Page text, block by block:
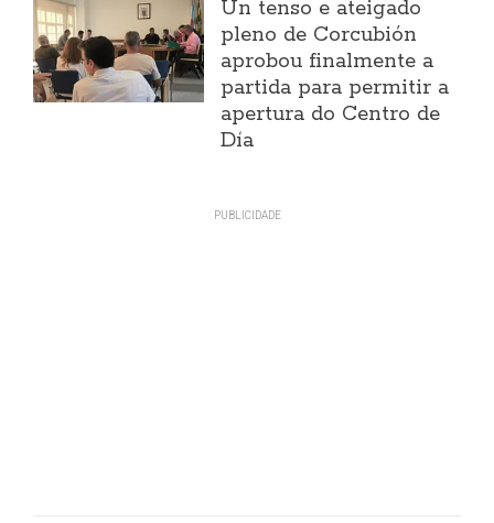
Un tenso e ateigado
pleno de Corcubión
aprobou finalmente a
partida para permitir a
apertura do Centro de
Día